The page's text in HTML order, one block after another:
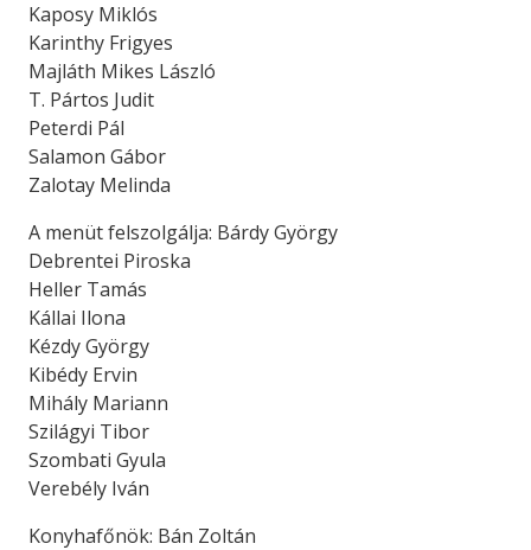
Kaposy Miklós
Karinthy Frigyes
Majláth Mikes László
T. Pártos Judit
Peterdi Pál
Salamon Gábor
Zalotay Melinda
A menüt felszolgálja: Bárdy György
Debrentei Piroska
Heller Tamás
Kállai Ilona
Kézdy György
Kibédy Ervin
Mihály Mariann
Szilágyi Tibor
Szombati Gyula
Verebély Iván
Konyhafőnök: Bán Zoltán